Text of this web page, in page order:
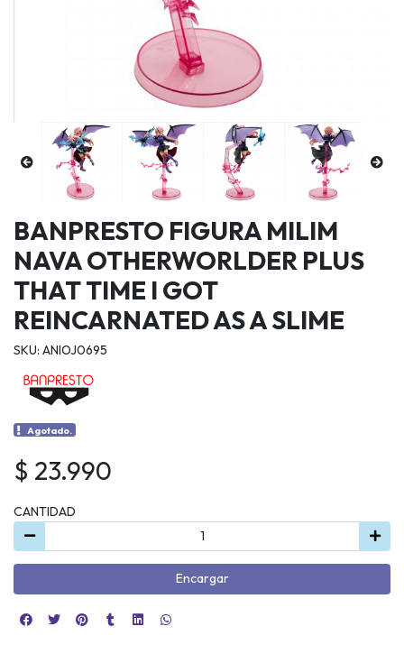
BANPRESTO FIGURA MILIM
NAVA OTHERWORLDER PLUS
THAT TIME I GOT
REINCARNATED AS A SLIME
SKU: ANIOJ0695
Agotado.
$ 23.990
CANTIDAD
Encargar